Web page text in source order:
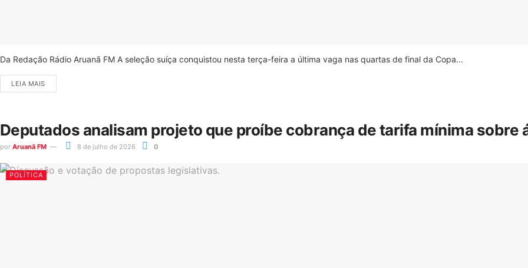
Da Redação Rádio Aruanã FM A seleção suíça conquistou nesta terça-feira a última vaga nas quartas de final da Copa...
LEIA MAIS
Deputados analisam projeto que proíbe cobrança de tarifa mínima sobre
por Aruanã FM 8 de julho de 2026 0
POLÍTICA